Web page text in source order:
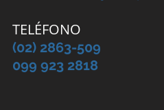
TELÉFONO
(02) 2863-509
099 923 2818